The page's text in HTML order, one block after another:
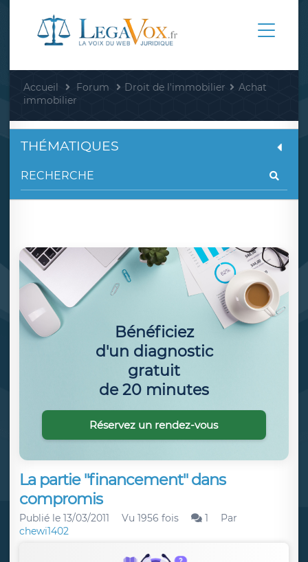
Accueil Forum Droit de l'immobilier
Achat
immobilier
La partie "financement" dans
compromis
Publié le 13/03/2011 Vu 1956 fois 1
Par
chewi1402
THÉMATIQUES
Bénéficiez
d'un diagnostic
gratuit
de 20 minutes
Réservez un rendez-vous